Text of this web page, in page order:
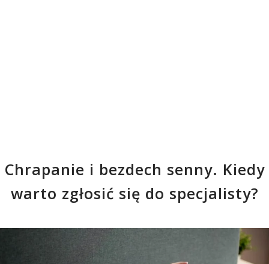
Chrapanie i bezdech senny. Kiedy
warto zgłosić się do specjalisty?